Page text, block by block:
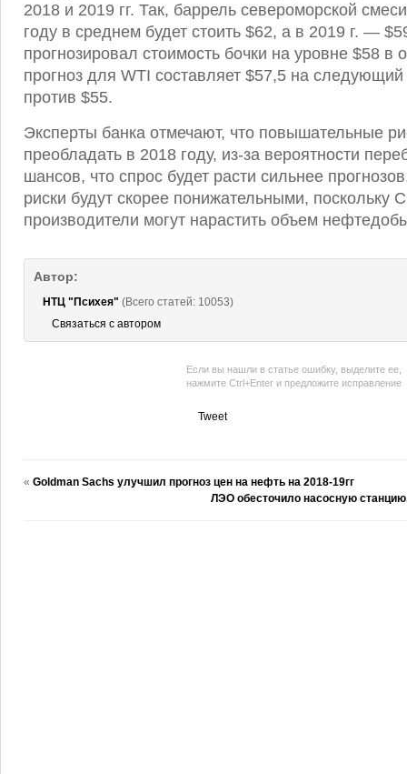
2018 и 2019 гг. Так, баррель североморской
году в среднем будет стоить $62, а в 2019 г. —
прогнозировал стоимость бочки на уровне $58 в
прогноз для WTI составляет $57,5 на следующий
против $55.
Эксперты банка отмечают, что повышательные
преобладать в 2018 году, из-за вероятности
шансов, что спрос будет расти сильнее
риски будут скорее понижательными, поскольку
производители могут нарастить объем
Автор:
НТЦ "Психея" (Всего статей: 10053)
Связаться с автором
Если вы нашли в статье ошибку, выделите ее,
нажмите Ctrl+Enter и предложите исправление
Tweet
« Goldman Sachs улучшил прогноз цен на нефть на 2018-19гг
ЛЭО обесточило насосную